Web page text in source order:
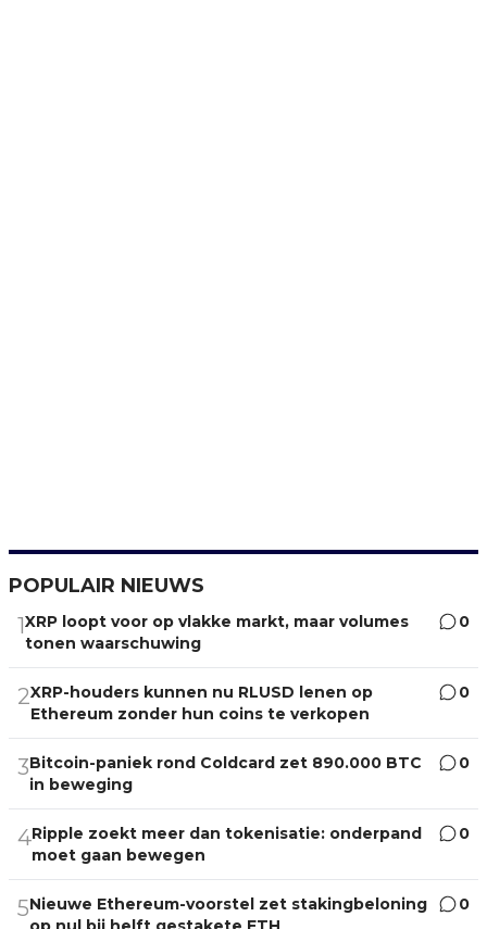
POPULAIR NIEUWS
1XRP loopt voor op vlakke markt, maar volumes
tonen waarschuwing
0
2XRP-houders kunnen nu RLUSD lenen op
Ethereum zonder hun coins te verkopen
0
3Bitcoin-paniek rond Coldcard zet 890.000 BTC
in beweging
0
4Ripple zoekt meer dan tokenisatie: onderpand
moet gaan bewegen
0
5Nieuwe Ethereum-voorstel zet stakingbeloning
0